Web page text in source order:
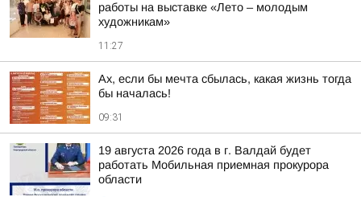
работы на выставке «Лето – молодым
художникам»
11:27
Ах, если бы мечта сбылась, какая жизнь тогда
бы началась!
09:31
19 августа 2026 года в г. Валдай будет
работать Мобильная приемная прокурора
области